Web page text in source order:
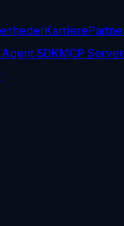
Karriere
SDKMCP